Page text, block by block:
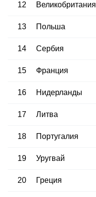
12 Великобритания
13 Польша
14 Сербия
15 Франция
16 Нидерланды
17 Литва
18 Португалия
19 Уругвай
20 Греция